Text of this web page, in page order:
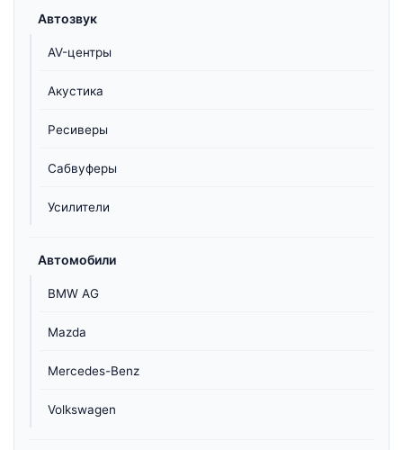
Автозвук
AV-центры
Акустика
Ресиверы
Сабвуферы
Усилители
Автомобили
BMW AG
Mazda
Mercedes-Benz
Volkswagen